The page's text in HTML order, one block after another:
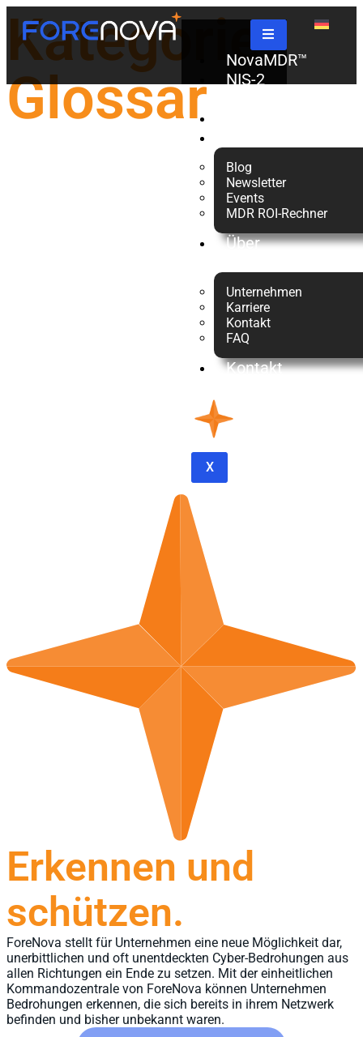
NovaMDR™
NIS-2
Blog
Newsletter
Events
MDR ROI-Rechner
Über
Unternehmen
Karriere
Kontakt
FAQ
Kontakt
X
Kategorie:
Glossar
Blog
Was ist 2FA?
Mehr Lesen
Erkennen und
schützen.
ForeNova stellt für Unternehmen eine neue Möglichkeit dar,
unerbittlichen und oft unentdeckten Cyber-Bedrohungen aus
allen Richtungen ein Ende zu setzen. Mit der einheitlichen
Kommandozentrale von ForeNova können Unternehmen
Bedrohungen erkennen, die sich bereits in ihrem Netzwerk
befinden und bisher unbekannt waren.